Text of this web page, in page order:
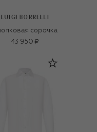
LUIGI BORRELLI
сорочка
43 950 ₽